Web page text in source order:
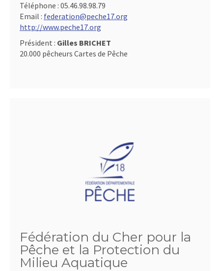
Téléphone : 05.46.98.98.79
Email : federation@peche17.org
http://www.peche17.org
Président : Gilles BRICHET
20.000 pêcheurs Cartes de Pêche
Fédération du Cher pour la
Pêche et la Protection du
Milieu Aquatique